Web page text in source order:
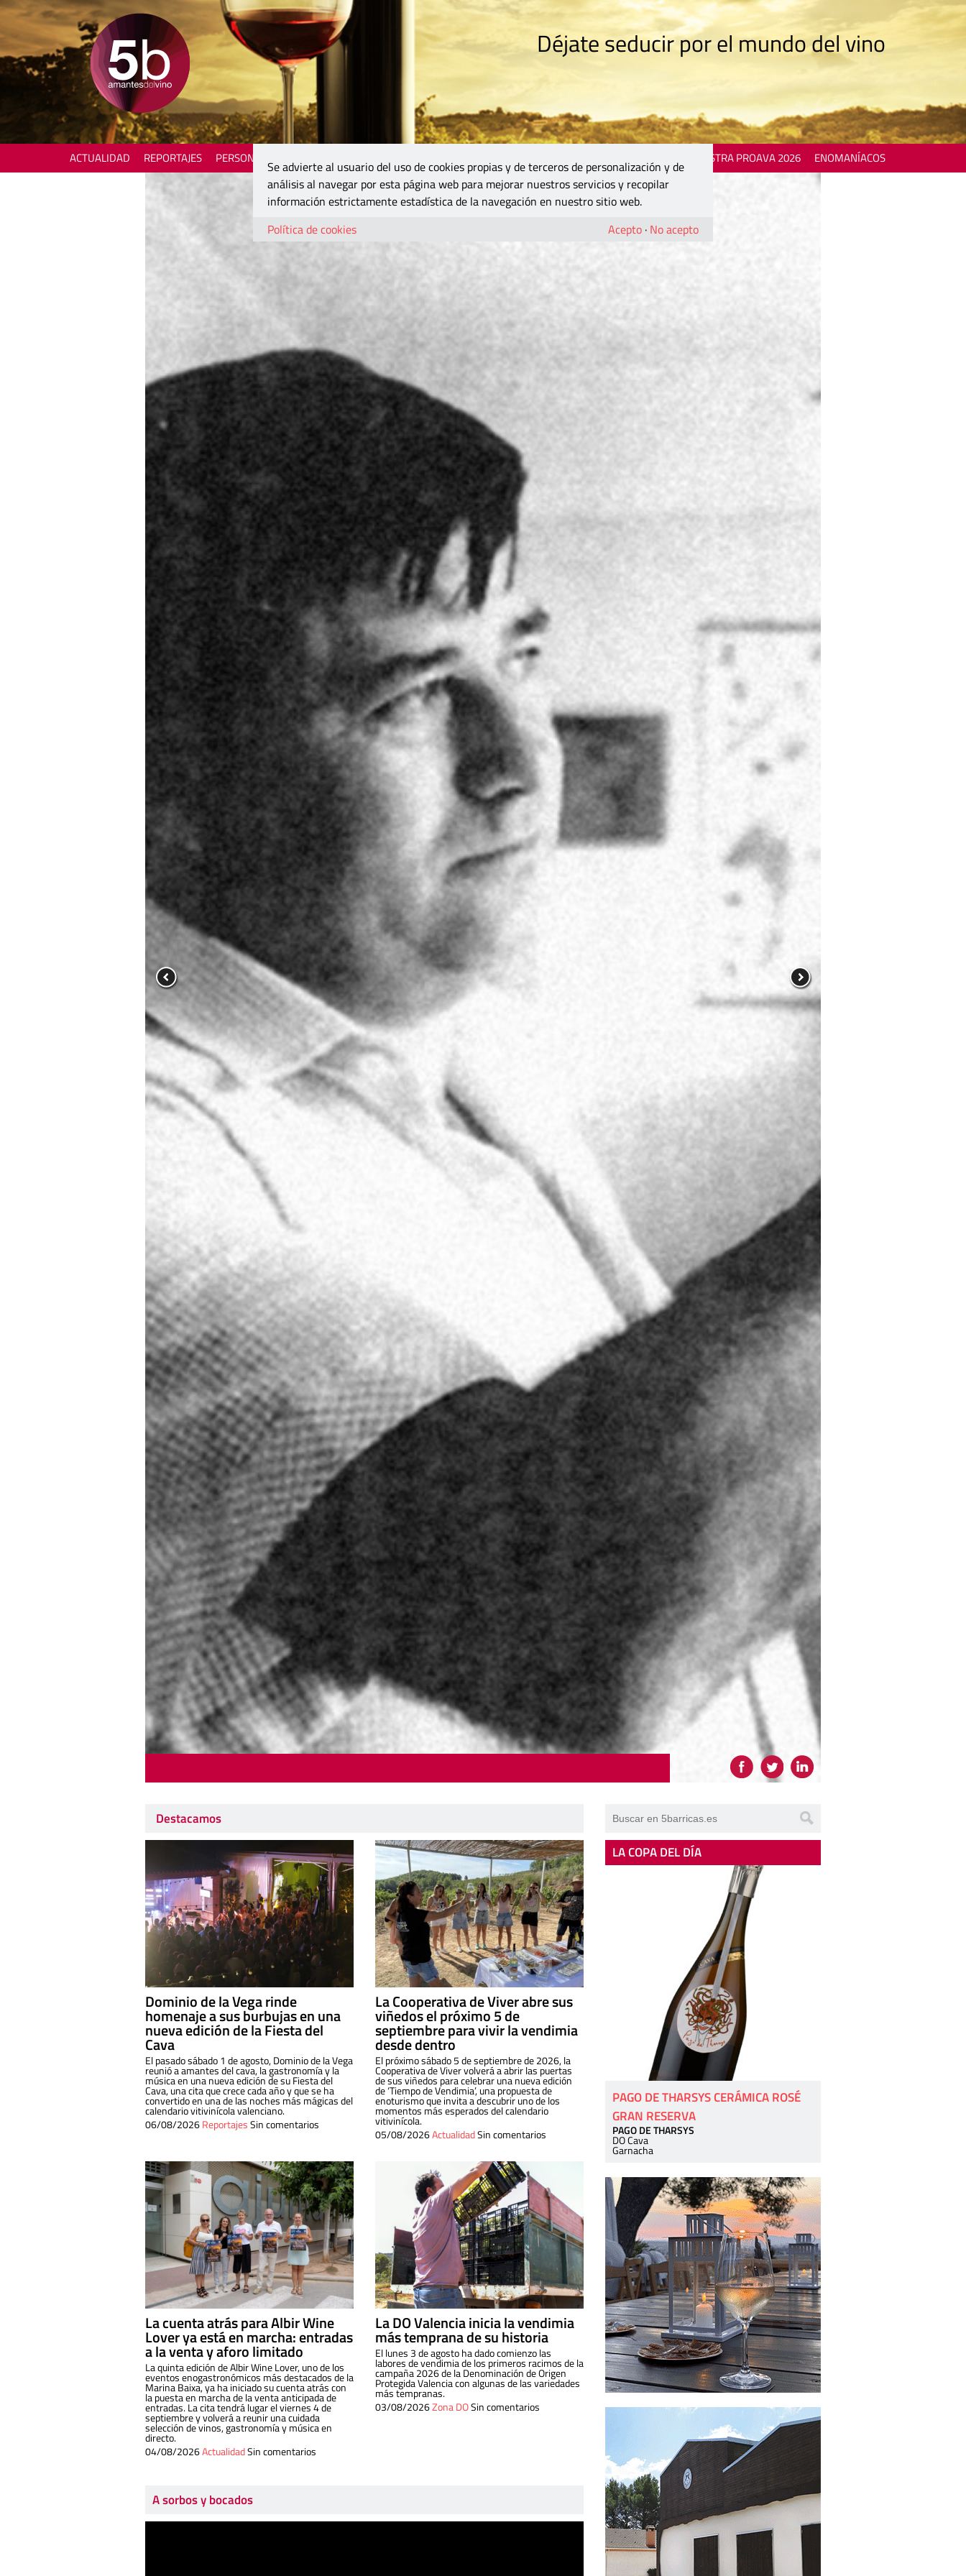
Déjate seducir por el mundo del vino
ACTUALIDAD REPORTAJES PERSONAJES MOSTRA PROAVA 2026 ENOMANÍACOS
Destacamos
Dominio de la Vega rinde
homenaje a sus burbujas en una
nueva edición de la Fiesta del
Cava
El pasado sábado 1 de agosto, Dominio de la Vega
reunió a amantes del cava, la gastronomía y la
música en una nueva edición de su Fiesta del
Cava, una cita que crece cada año y que se ha
convertido en una de las noches más mágicas del
calendario vitivinícola valenciano.
06/08/2026ReportajesSin comentarios
La Cooperativa de Viver abre sus
viñedos el próximo 5 de
septiembre para vivir la vendimia
desde dentro
El próximo sábado 5 de septiembre de 2026, la
Cooperativa de Viver volverá a abrir las puertas
de sus viñedos para celebrar una nueva edición
de ‘Tiempo de Vendimia’, una propuesta de
enoturismo que invita a descubrir uno de los
momentos más esperados del calendario
vitivinícola.
05/08/2026ActualidadSin comentarios
La cuenta atrás para Albir Wine
Lover ya está en marcha: entradas
a la venta y aforo limitado
La quinta edición de Albir Wine Lover, uno de los
eventos enogastronómicos más destacados de la
Marina Baixa, ya ha iniciado su cuenta atrás con
la puesta en marcha de la venta anticipada de
entradas. La cita tendrá lugar el viernes 4 de
septiembre y volverá a reunir una cuidada
selección de vinos, gastronomía y música en
directo.
04/08/2026ActualidadSin comentarios
La DO Valencia inicia la vendimia
más temprana de su historia
El lunes 3 de agosto ha dado comienzo las
labores de vendimia de los primeros racimos de la
campaña 2026 de la Denominación de Origen
Protegida Valencia con algunas de las variedades
más tempranas.
03/08/2026Zona DOSin comentarios
A sorbos y bocados
LA COPA DEL DÍA
PAGO DE THARSYS CERÁMICA ROSÉ
GRAN RESERVA
PAGO DE THARSYS
DO Cava
Garnacha
Se advierte al usuario del uso de cookies propias y de terceros de personalización y de
análisis al navegar por esta página web para mejorar nuestros servicios y recopilar
información estrictamente estadística de la navegación en nuestro sitio web.
Política de cookies
Acepto · No acepto